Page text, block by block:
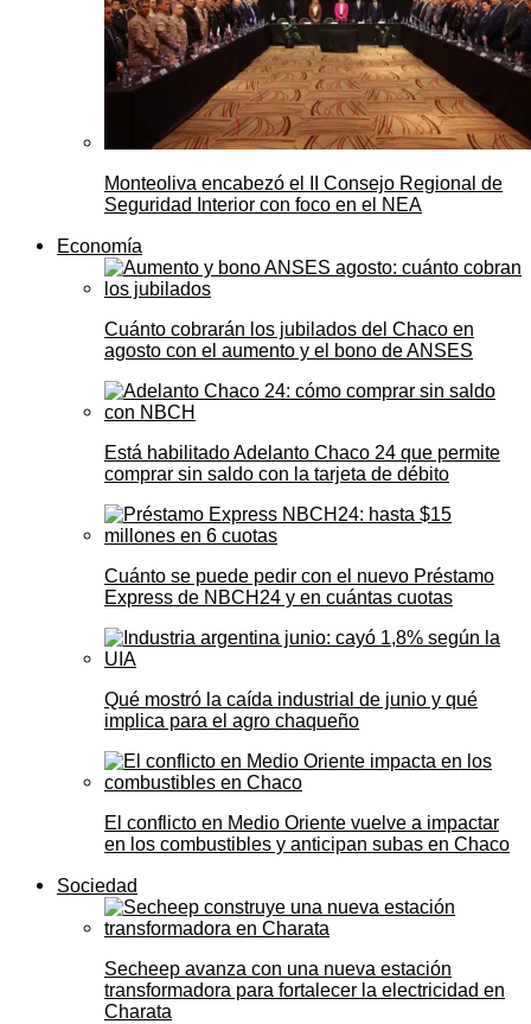
Monteoliva encabezó el II Consejo Regional de
Seguridad Interior con foco en el NEA
Economía
Cuánto cobrarán los jubilados del Chaco en
agosto con el aumento y el bono de ANSES
Está habilitado Adelanto Chaco 24 que permite
comprar sin saldo con la tarjeta de débito
Cuánto se puede pedir con el nuevo Préstamo
Express de NBCH24 y en cuántas cuotas
Qué mostró la caída industrial de junio y qué
implica para el agro chaqueño
El conflicto en Medio Oriente vuelve a impactar
en los combustibles y anticipan subas en Chaco
Sociedad
Secheep avanza con una nueva estación
transformadora para fortalecer la electricidad en
Charata